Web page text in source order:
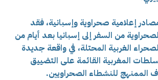
إعلامية صحراوية وإسبانية، فقد
من السفر إلى إسبانيا بعد أيام من
الغربية المحتلة، في واقعة جديدة
المغربية القائمة على التضييق
الممنهج للنشطاء الصحراويين.